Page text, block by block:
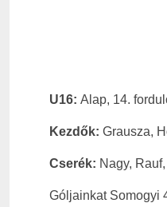
U16: Alap, 14.
Kezdők: Grausza,
Cserék: Nagy,
Góljainkat Somogyi